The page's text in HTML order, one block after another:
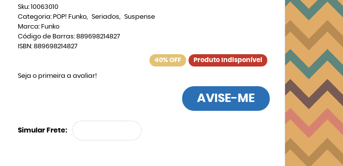
Sku: 10063010
Categoria: POP! Funko Seriados
Suspense
Marca: Funko
Código de Barras: 889698214827
ISBN: 889698214827
40% OFF Produto Indisponível
Seja o primeira a avaliar!
AVISE-ME
Simular Frete: